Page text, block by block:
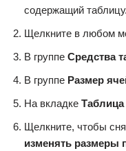
содержащий таблицу.
Щелкните в любом
В группе Средства
В группе Размер
На вкладке Таблица
Щелкните, чтобы
изменять размеры